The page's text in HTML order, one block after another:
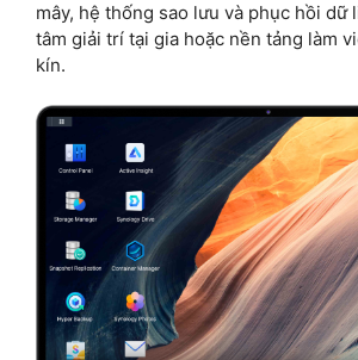
mây, hệ thống sao lưu và phục hồi dữ
tâm giải trí tại gia hoặc nền tảng làm
kín.